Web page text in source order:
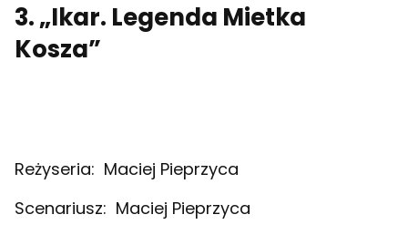
3. „Ikar. Legenda Mietka
Kosza”
Reżyseria: Maciej Pieprzyca
Scenariusz: Maciej Pieprzyca